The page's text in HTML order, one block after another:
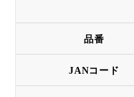
品番
JANコード